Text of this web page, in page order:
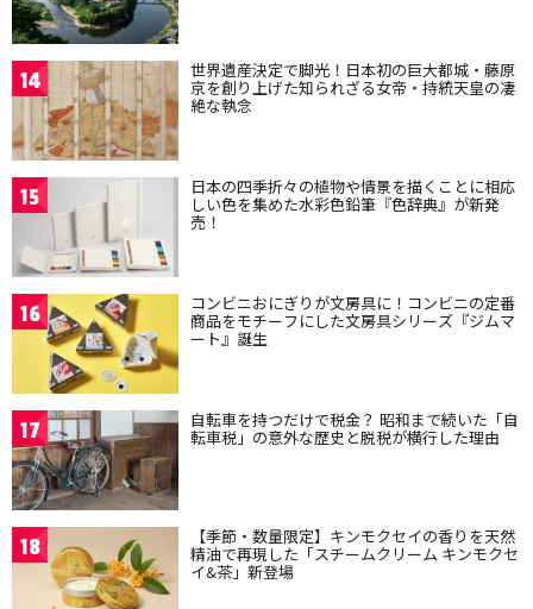
14 世界遺産決定で脚光！日本初の巨大都城・藤原
京を創り上げた知られざる女帝・持統天皇の凄
絶な執念
15 日本の四季折々の植物や情景を描くことに相応
しい色を集めた水彩色鉛筆『色辞典』が新発
売！
16 コンビニおにぎりが文房具に！コンビニの定番
商品をモチーフにした文房具シリーズ『ジムマ
ート』誕生
17 自転車を持つだけで税金？ 昭和まで続いた「自
転車税」の意外な歴史と脱税が横行した理由
18 【季節・数量限定】キンモクセイの香りを天然
精油で再現した「スチームクリーム キンモクセ
イ&茶」新登場